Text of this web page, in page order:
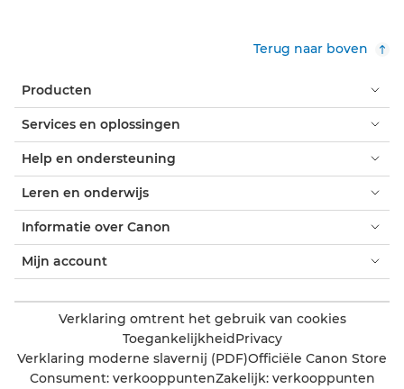
Terug naar boven
Producten
Services en oplossingen
Help en ondersteuning
Leren en onderwijs
Informatie over Canon
Mijn account
Verklaring omtrent het gebruik van cookies
ToegankelijkheidPrivacy
Verklaring moderne slavernij (PDF)Officiële Canon Store
Consument: verkooppuntenZakelijk: verkooppunten